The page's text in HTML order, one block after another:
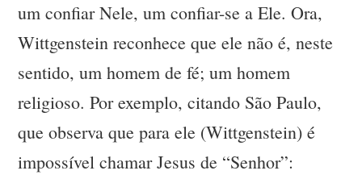
um confiar Nele, um confiar-se a Ele. Ora,
Wittgenstein reconhece que ele não é, neste
sentido, um homem de fé; um homem
religioso. Por exemplo, citando São Paulo,
que observa que para ele (Wittgenstein) é
impossível chamar Jesus de “Senhor”: